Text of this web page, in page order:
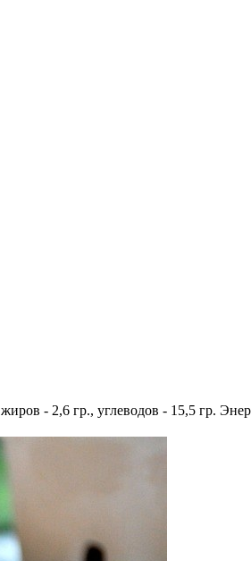
- 2,6 гр., углеводов - 15,5 гр.